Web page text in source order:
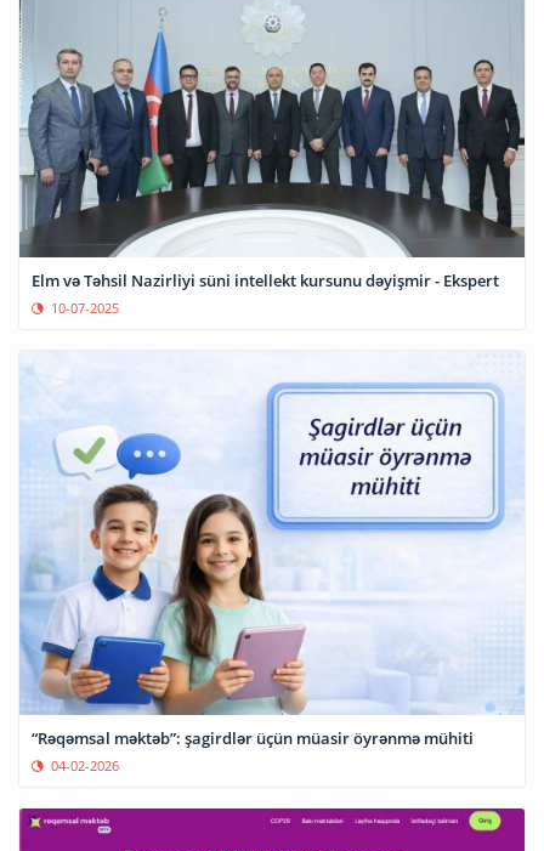
Elm və Təhsil Nazirliyi süni intellekt kursunu dəyişmir - Ekspert
10-07-2025
“Rəqəmsal məktəb”: şagirdlər üçün müasir öyrənmə mühiti
04-02-2026